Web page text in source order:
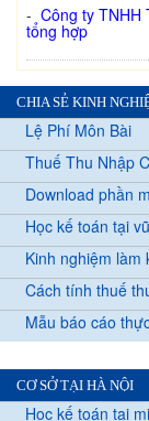
- Công ty TNHH
tổng hợp
CHIA SẺ KINH
Lệ Phí Môn Bài
Thuế Thu Nhập
Download phần
Học kế toán tại
Kinh nghiệm làm
Cách tính thuế
Mẫu báo cáo
CƠ SỞ TẠI HÀ NỘI
Học kế toán tại